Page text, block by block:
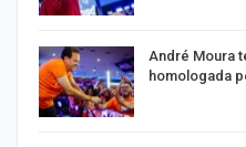
André Moura
homologada